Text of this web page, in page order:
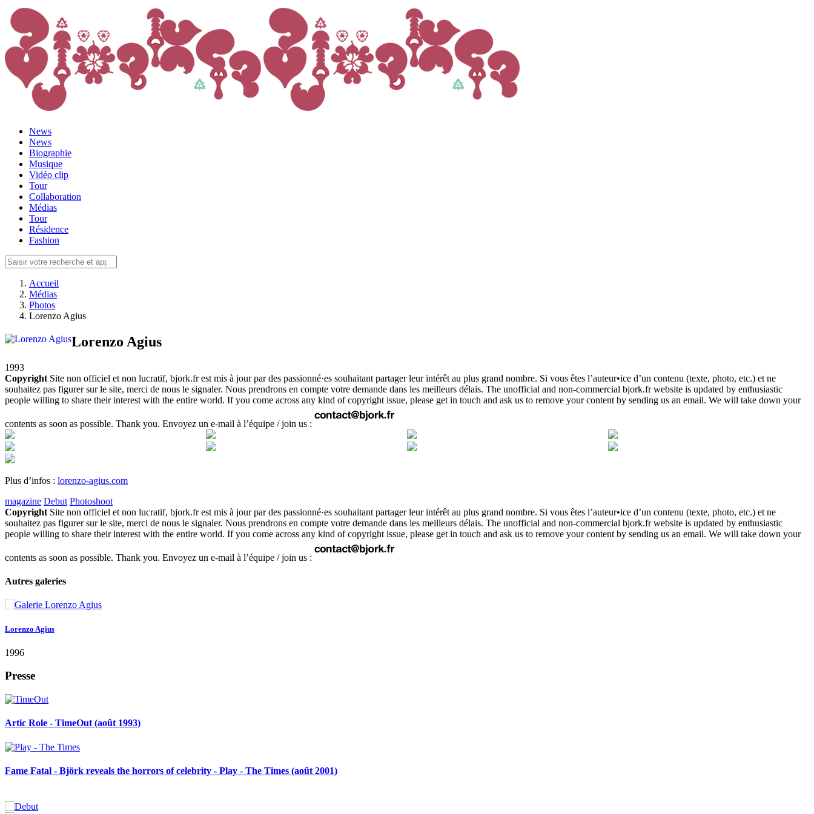
News
News
Biographie
Musique
Vidéo clip
Tour
Collaboration
Médias
Tour
Résidence
Fashion
Accueil
Médias
Photos
Lorenzo Agius
Lorenzo Agius
1993
Copyright Site non officiel et non lucratif, bjork.fr est mis à jour par des passionné·es souhaitant partager leur intérêt au plus grand nombre. Si vous êtes l’auteur•ice d’un contenu (texte, photo, etc.) et ne
souhaitez pas figurer sur le site, merci de nous le signaler. Nous prendrons en compte votre demande dans les meilleurs délais. The unofficial and non-commercial bjork.fr website is updated by enthusiastic
people willing to share their interest with the entire world. If you come across any kind of copyright issue, please get in touch and ask us to remove your content by sending us an email. We will take down your
contents as soon as possible. Thank you. Envoyez un e-mail à l’équipe / join us :
Plus d’infos : lorenzo-agius.com
magazine Debut Photoshoot
Copyright Site non officiel et non lucratif, bjork.fr est mis à jour par des passionné·es souhaitant partager leur intérêt au plus grand nombre. Si vous êtes l’auteur•ice d’un contenu (texte, photo, etc.) et ne
souhaitez pas figurer sur le site, merci de nous le signaler. Nous prendrons en compte votre demande dans les meilleurs délais. The unofficial and non-commercial bjork.fr website is updated by enthusiastic
people willing to share their interest with the entire world. If you come across any kind of copyright issue, please get in touch and ask us to remove your content by sending us an email. We will take down your
contents as soon as possible. Thank you. Envoyez un e-mail à l’équipe / join us :
Autres galeries
Lorenzo Agius
1996
Presse
Artic Role - TimeOut (août 1993)
Fame Fatal - Björk reveals the horrors of celebrity - Play - The Times (août 2001)